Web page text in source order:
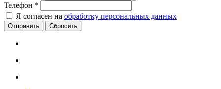
Телефон *
Я согласен на обработку персональных данных
Сбросить